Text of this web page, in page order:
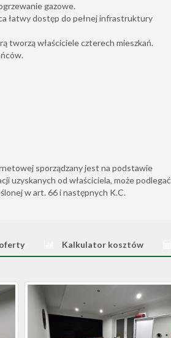
gazowe.
łatwy dostęp do pełnej infrastruktury
tworzą właściciele czterech mieszkań.
sporządzany jest na podstawie
uzyskanych od właściciela, może podlegać
w art. 66 i następnych K.C.
Kalkulator kosztów